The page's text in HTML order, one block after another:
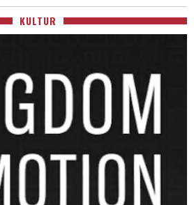
KULTUR